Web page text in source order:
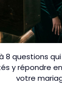
8 questions
y répondre
votre